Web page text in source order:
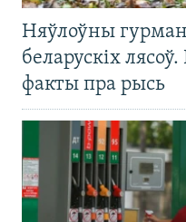
Няўлоўны
беларускіх
факты пра рысь